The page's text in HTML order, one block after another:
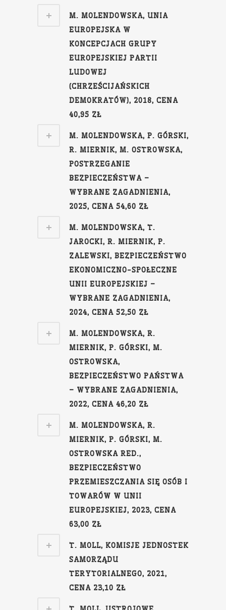
M. MOLENDOWSKA, UNIA
EUROPEJSKA W
KONCEPCJACH GRUPY
EUROPEJSKIEJ PARTII
LUDOWEJ
(CHRZEŚCIJAŃSKICH
DEMOKRATÓW), 2018, CENA
40,95 ZŁ
M. MOLENDOWSKA, P. GÓRSKI,
R. MIERNIK, M. OSTROWSKA,
POSTRZEGANIE
BEZPIECZEŃSTWA –
WYBRANE ZAGADNIENIA,
2025, CENA 54,60 ZŁ
M. MOLENDOWSKA, T.
JAROCKI, R. MIERNIK, P.
ZALEWSKI, BEZPIECZEŃSTWO
EKONOMICZNO-SPOŁECZNE
UNII EUROPEJSKIEJ –
WYBRANE ZAGADNIENIA,
2024, CENA 52,50 ZŁ
M. MOLENDOWSKA, R.
MIERNIK, P. GÓRSKI, M.
OSTROWSKA,
BEZPIECZEŃSTWO PAŃSTWA
– WYBRANE ZAGADNIENIA,
2022, CENA 46,20 ZŁ
M. MOLENDOWSKA, R.
MIERNIK, P. GÓRSKI, M.
OSTROWSKA RED.,
BEZPIECZEŃSTWO
PRZEMIESZCZANIA SIĘ OSÓB I
TOWARÓW W UNII
EUROPEJSKIEJ, 2023, CENA
63,00 ZŁ
T. MOLL, KOMISJE JEDNOSTEK
SAMORZĄDU
TERYTORIALNEGO, 2021,
CENA 23,10 ZŁ